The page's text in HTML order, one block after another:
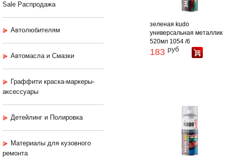
Sale Распродажа
Автолюбителям
Автомасла и Смазки
Граффити краска-маркеры-
аксессуары
Детейлинг и Полировка
Материалы для кузовного
ремонта
зеленая kudo
универсальная металлик
520мл 1054 /6
183 руб